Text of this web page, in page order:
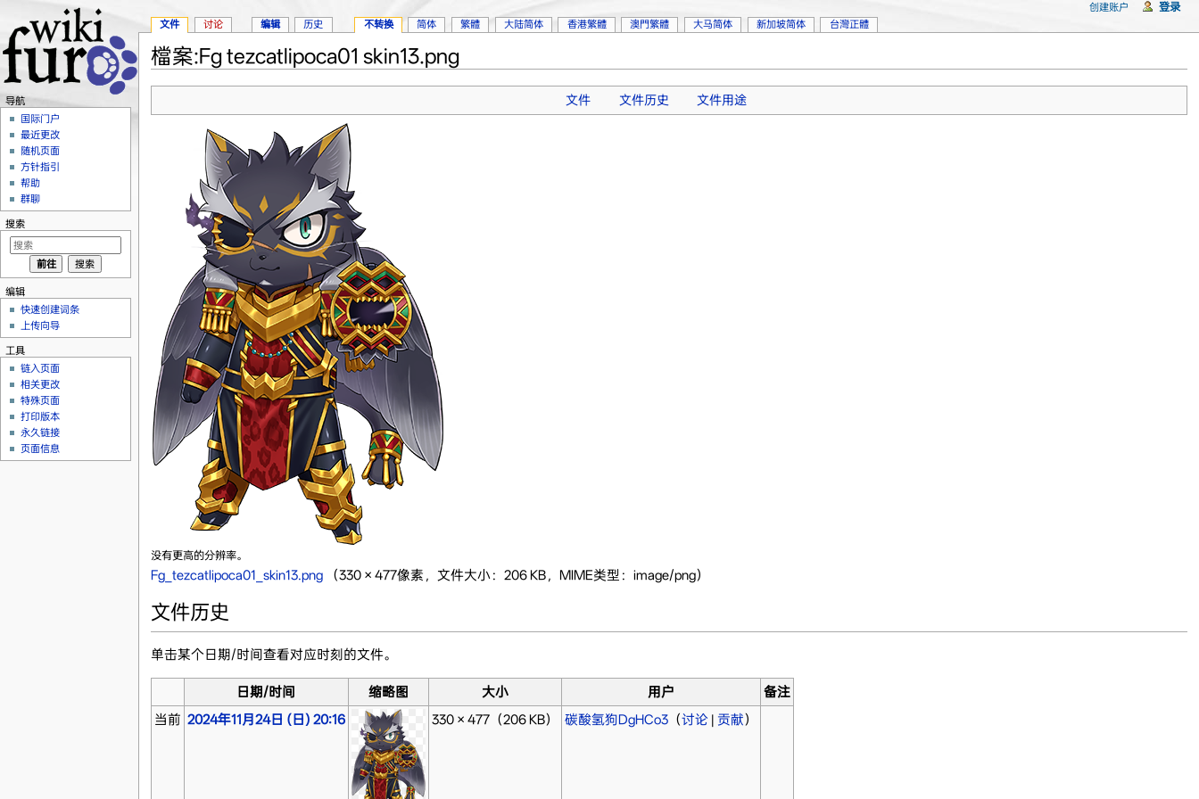
檔案:Fg tezcatlipoca01 skin13.png
文件 文件历史 文件用途
没有更高的分辨率。
Fg_tezcatlipoca01_skin13.png‎ （330 × 477像素，文件大小：206 KB，MIME类型：image/png）
文件历史
单击某个日期/时间查看对应时刻的文件。
日期/时间 缩略图 大小 用户
备注
当前 2024年11月24日 (日) 20:16 330 × 477（206 KB） 碳酸氢狗DgHCo3（讨论| 贡献）
文件 讨论 编辑 历史 不转换 简体 繁體 大陆简体 香港繁體 澳門繁體 大马简体 新加坡简体 台灣正體
创建账户 登录
导航
国际门户
最近更改
随机页面
方针指引
帮助
群聊
搜索
编辑
快速创建词条
上传向导
工具
链入页面
相关更改
特殊页面
打印版本
永久链接
页面信息